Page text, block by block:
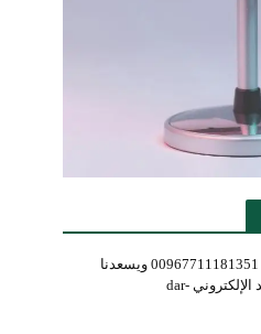
وللتواصل معنا عبر الواتساب: 00967711181351 ويسعدنا
التواصل معكم دائماً عبر البريد الإلكتروني dar-